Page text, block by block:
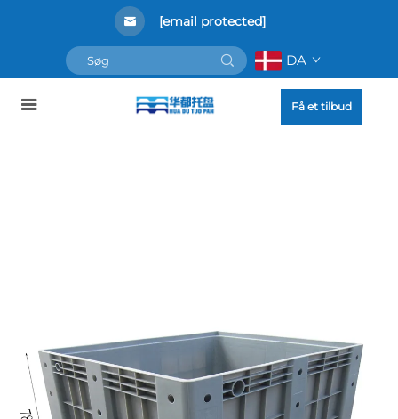
[email protected]
DA
Få et tilbud